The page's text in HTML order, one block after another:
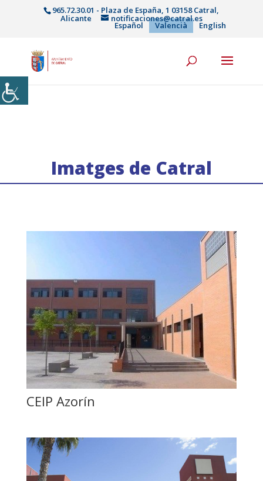
965.72.30.01 - Plaza de España, 1 03158 Catral,
Alicante notificaciones@catral.es
Español Valencià English
Imatges de Catral
CEIP Azorín